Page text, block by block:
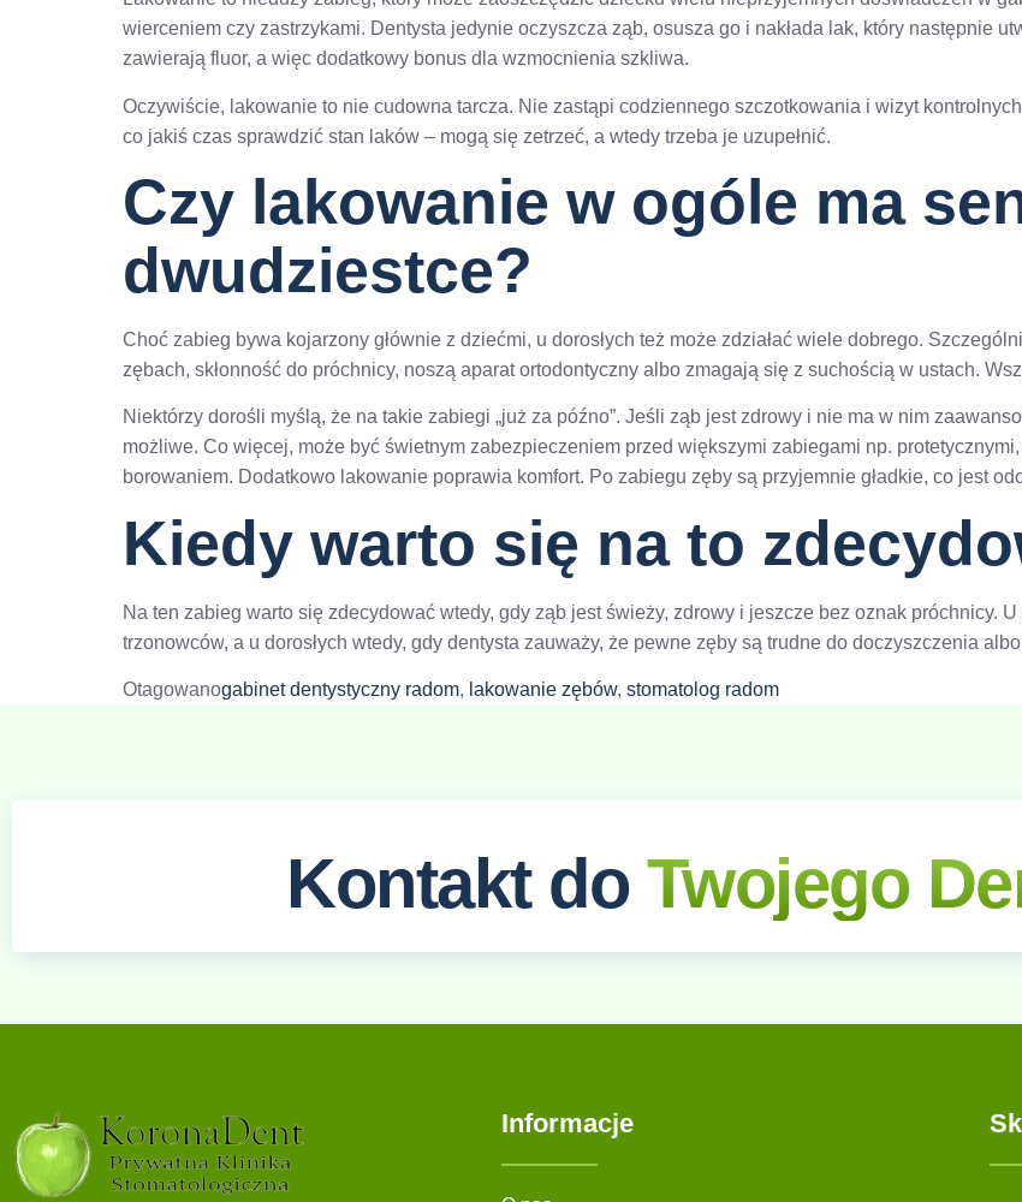
wierceniem czy zastrzykami. Dentysta jedynie oczyszcza ząb, osusza go i nakłada lak, który następnie
zawierają fluor, a więc dodatkowy bonus dla wzmocnienia szkliwa.
Oczywiście, lakowanie to nie cudowna tarcza. Nie zastąpi codziennego szczotkowania i wizyt
co jakiś czas sprawdzić stan laków – mogą się zetrzeć, a wtedy trzeba je uzupełnić.
Czy lakowanie w ogóle ma
dwudziestce?
Choć zabieg bywa kojarzony głównie z dziećmi, u dorosłych też może zdziałać wiele dobrego.
zębach, skłonność do próchnicy, noszą aparat ortodontyczny albo zmagają się z suchością w ustach.
Niektórzy dorośli myślą, że na takie zabiegi „już za późno”. Jeśli ząb jest zdrowy i nie ma w nim
możliwe. Co więcej, może być świetnym zabezpieczeniem przed większymi zabiegami np.
borowaniem. Dodatkowo lakowanie poprawia komfort. Po zabiegu zęby są przyjemnie gładkie, co jest
Kiedy warto się na to
Na ten zabieg warto się zdecydować wtedy, gdy ząb jest świeży, zdrowy i jeszcze bez oznak próchnicy.
trzonowców, a u dorosłych wtedy, gdy dentysta zauważy, że pewne zęby są trudne do doczyszczenia
Otagowanogabinet dentystyczny radom, lakowanie zębów, stomatolog radom
Kontakt do Twojego
Informacje